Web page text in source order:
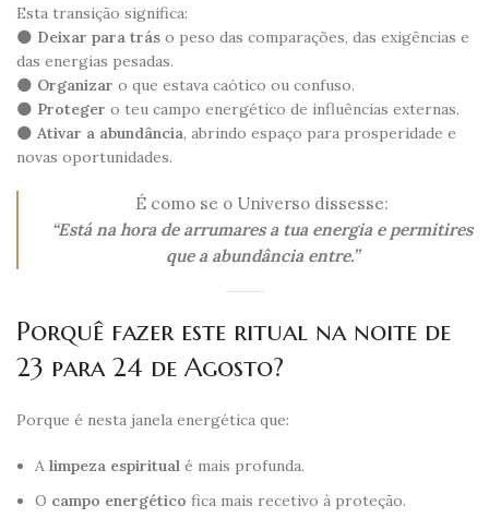
Esta transição significa:
🌑 Deixar para trás o peso das comparações, das exigências e
das energias pesadas.
🌑 Organizar o que estava caótico ou confuso.
🌑 Proteger o teu campo energético de influências externas.
🌑 Ativar a abundância, abrindo espaço para prosperidade e
novas oportunidades.
É como se o Universo dissesse:
“Está na hora de arrumares a tua energia e permitires
que a abundância entre.”
Porquê fazer este ritual na noite de
23 para 24 de Agosto?
Porque é nesta janela energética que:
A limpeza espiritual é mais profunda.
O campo energético fica mais recetivo à proteção.